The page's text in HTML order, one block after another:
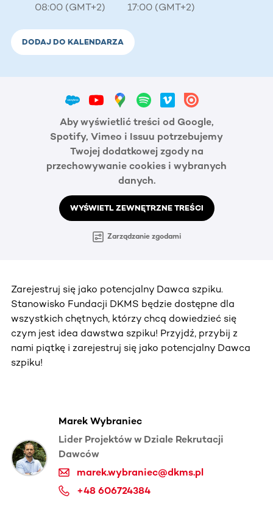
08:00 (GMT+2) 17:00 (GMT+2)
DODAJ DO KALENDARZA
Aby wyświetlić treści od Google,
Spotify, Vimeo i Issuu potrzebujemy
Twojej dodatkowej zgody na
przechowywanie cookies i wybranych
danych.
WYŚWIETL ZEWNĘTRZNE TREŚCI
Zarządzanie zgodami
Zarejestruj się jako potencjalny Dawca szpiku.
Stanowisko Fundacji DKMS będzie dostępne dla
wszystkich chętnych, którzy chcą dowiedzieć się
czym jest idea dawstwa szpiku! Przyjdź, przybij z
nami piątkę i zarejestruj się jako potencjalny Dawca
szpiku!
Marek Wybraniec
Lider Projektów w Dziale Rekrutacji
Dawców
marek.wybraniec@dkms.pl
+48 606724384